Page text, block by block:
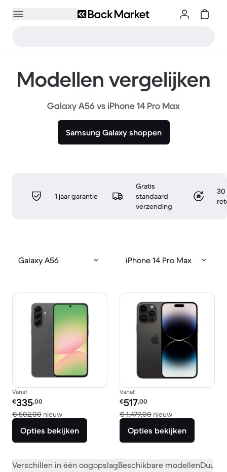
Modellen vergelijken
Galaxy A56 vs iPhone 14 Pro Max
Samsung Galaxy shoppen
1 jaar garantie
Gratis
standaard
verzending
30
Galaxy A56 iPhone 14 Pro Max
Vanaf
Refurbished prijs:
€335,00
€ 502,00 nieuwVergeleken met € 502,00 nieuw
Opties bekijken
Vanaf
Refurbished prijs:
€517,00
€ 1.479,00 nieuwVergeleken met
Opties bekijken
Verschillen in één oogopslagBeschikbare modellen